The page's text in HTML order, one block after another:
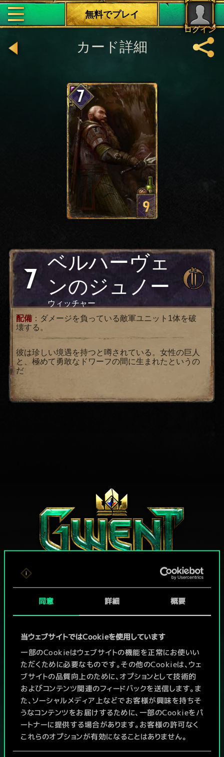
同意 詳細 概要
当ウェブサイトではCookieを使用しています
一部のCookieはウェブサイトの機能を正常にお使いい
ただくために必要なものです。その他のCookieは、ウェ
ブサイトの品質向上のために、オプションとして技術的
およびコンテンツ関連のフィードバックを送信します。ま
た、ソーシャルメディア上などでお客様が興味を持ちそ
うなコンテンツをお届けするために、一部のCookieをパ
ートナーに提供する場合があります。お客様の許可なく
これらのオプションが有効になることはありません。
ログイン
無料でプレイ
カード詳細
7
9
7
ベルハーヴェ
ンのジュノー
ウィッチャー
配備 ：ダメージを負っている敵軍ユニット1体を破
壊する。
彼は珍しい境遇を持つと噂されている。女性の巨人
と、極めて勇敢なドワーフの間に生まれたというの
だ
グウェントでひと勝負といかない
PCで無料プレイ！
本作はアイテム課金型の基本無料ゲームです
その他対応機種：